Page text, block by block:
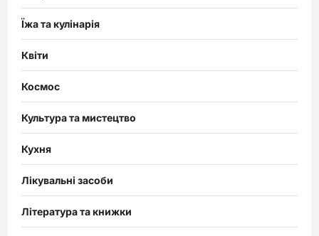
Їжа та кулінарія
Квіти
Космос
Культура та мистецтво
Кухня
Лікувальні засоби
Література та книжки